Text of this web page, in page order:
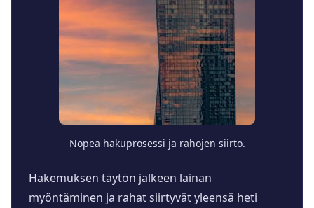
Nopea hakuprosessi ja rahojen siirto.
Hakemuksen täytön jälkeen lainan
myöntäminen ja rahat siirtyvät yleensä heti